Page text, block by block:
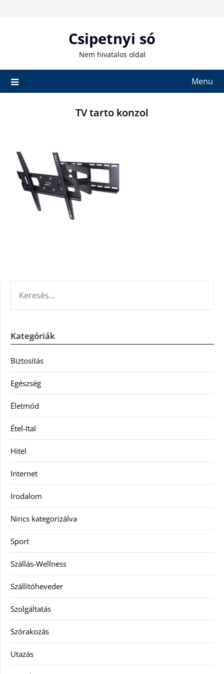
Csipetnyi só
Nem hivatalos oldal
Menu
TV tarto konzol
Kategóriák
Biztosítás
Egészség
Életmód
Étel-Ital
Hitel
Internet
Irodalom
Nincs kategorizálva
Sport
Szállás-Wellness
Szállítóheveder
Szolgáltatás
Szórakozás
Utazás